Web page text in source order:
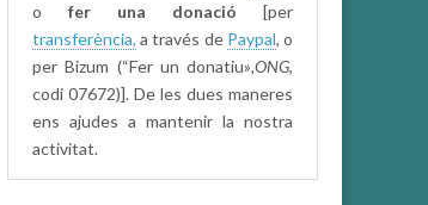
o fer una donació [per
transferència, a través de Paypal, o
per Bizum (“Fer un donatiu»,ONG,
codi 07672)]. De les dues maneres
ens ajudes a mantenir la nostra
activitat.